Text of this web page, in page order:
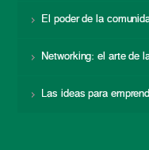
El poder de la
Networking: el arte de
Las ideas para